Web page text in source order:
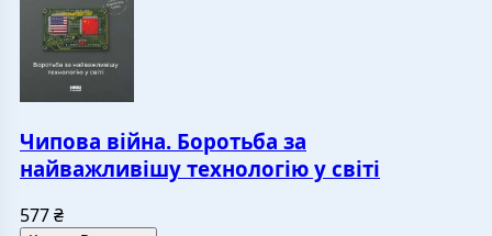
Чипова війна. Боротьба за
найважливішу технологію у світі
577₴